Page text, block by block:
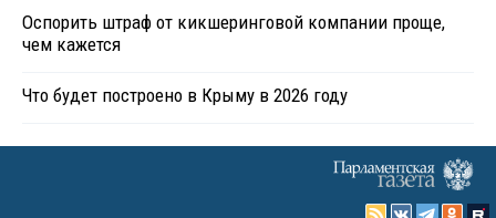
Оспорить штраф от кикшеринговой компании проще,
чем кажется
Что будет построено в Крыму в 2026 году